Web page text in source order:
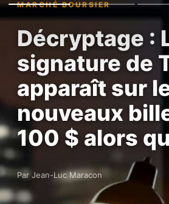
MARCHÉ BOURSIER
Décryptage :
signature de
apparaît sur
nouveaux
100 $ alors
Par Jean-Luc Maracon